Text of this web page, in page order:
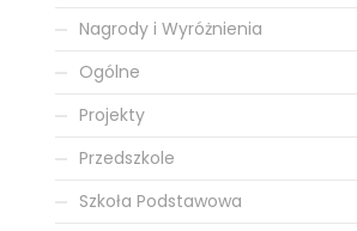
Nagrody i Wyróżnienia
Ogólne
Projekty
Przedszkole
Szkoła Podstawowa